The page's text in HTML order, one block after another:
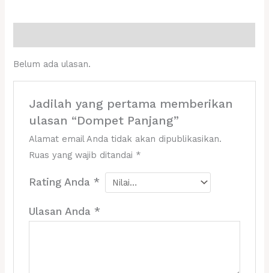
Belum ada ulasan.
Jadilah yang pertama memberikan
ulasan “Dompet Panjang”
Alamat email Anda tidak akan dipublikasikan.
Ruas yang wajib ditandai *
Rating Anda *
Ulasan Anda *